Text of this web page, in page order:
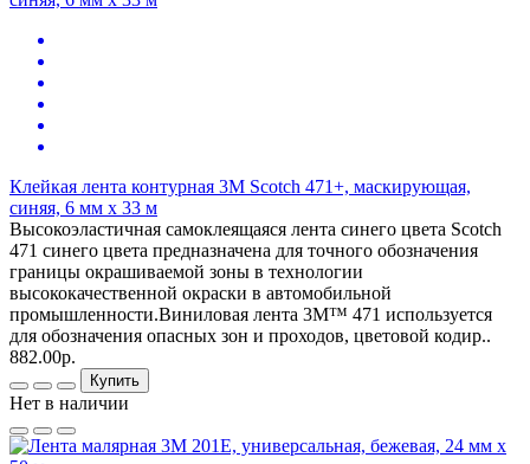
Клейкая лента контурная 3М Scotch 471+, маскирующая,
синяя, 6 мм х 33 м
Высокоэластичная самоклеящаяся лента синего цвета Scotch
471 синего цвета предназначена для точного обозначения
границы окрашиваемой зоны в технологии
высококачественной окраски в автомобильной
промышленности.Виниловая лента 3M™ 471 используется
для обозначения опасных зон и проходов, цветовой кодир..
882.00р.
Купить
Нет в наличии